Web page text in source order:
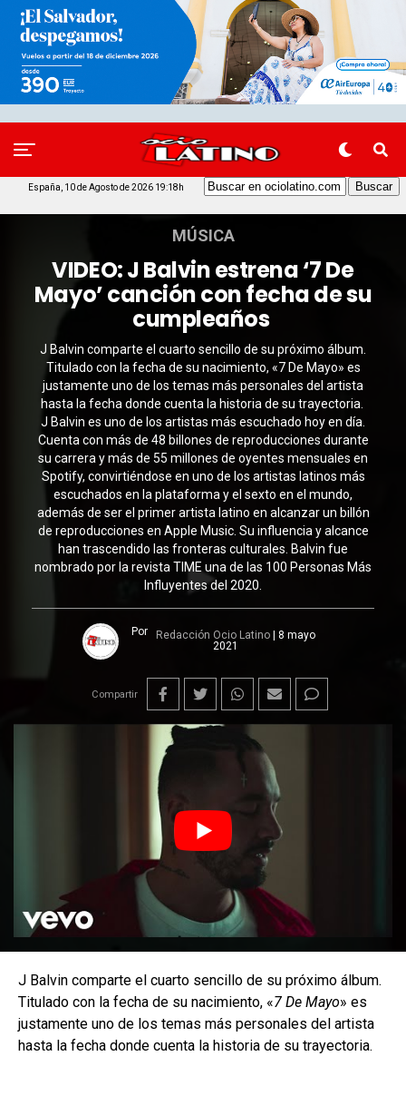
España, 10 de Agosto de 2026 19:18h
MÚSICA
VIDEO: J Balvin estrena ‘7 De
Mayo’ canción con fecha de su
cumpleaños
J Balvin comparte el cuarto sencillo de su próximo álbum.
Titulado con la fecha de su nacimiento, «7 De Mayo» es
justamente uno de los temas más personales del artista
hasta la fecha donde cuenta la historia de su trayectoria.
J Balvin es uno de los artistas más escuchado hoy en día.
Cuenta con más de 48 billones de reproducciones durante
su carrera y más de 55 millones de oyentes mensuales en
Spotify, convirtiéndose en uno de los artistas latinos más
escuchados en la plataforma y el sexto en el mundo,
además de ser el primer artista latino en alcanzar un billón
de reproducciones en Apple Music. Su influencia y alcance
han trascendido las fronteras culturales. Balvin fue
nombrado por la revista TIME una de las 100 Personas Más
Influyentes del 2020.
Por Redacción Ocio Latino
8 mayo
2021
Compartir
J Balvin comparte el cuarto sencillo de su próximo álbum.
Titulado con la fecha de su nacimiento, «7 De Mayo» es
justamente uno de los temas más personales del artista
hasta la fecha donde cuenta la historia de su trayectoria.